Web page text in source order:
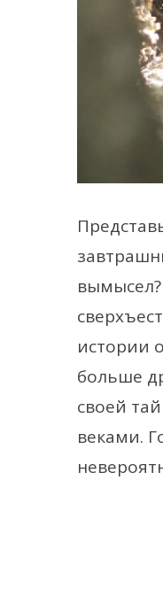
истории
больше
своей
веками.